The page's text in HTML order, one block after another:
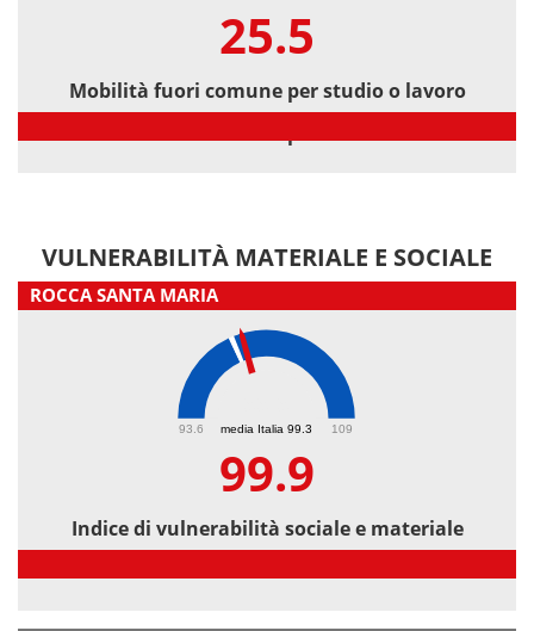
25.5
Mobilità fuori comune per studio o lavoro
VULNERABILITÀ MATERIALE E SOCIALE
ROCCA SANTA MARIA
media Italia 99.3
93.6 109
99.9
Indice di vulnerabilità sociale e materiale